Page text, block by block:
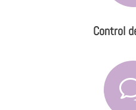
Control